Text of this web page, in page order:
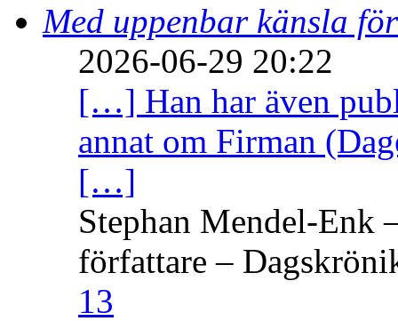
Med uppenbar känsla
2026-06-29 20:22
[…] Han har även
annat om Firman
[…]
Stephan Mendel-Enk
författare –
13